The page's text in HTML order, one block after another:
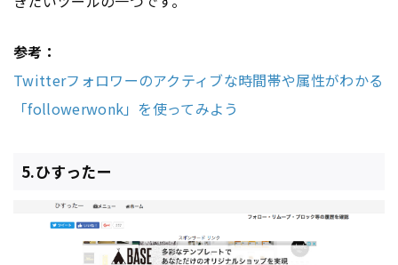
参考：
Twitterフォロワーのアクティブな時間帯や属性がわかる
「followerwonk」を使ってみよう
5.ひすったー